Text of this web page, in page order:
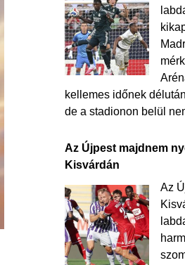
kellemes időnek
de a stadionon belül
Az Újpest majdnem
Kisvárdán
Az